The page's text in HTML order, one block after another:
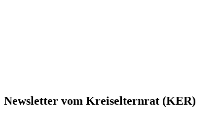
Newsletter vom Kreiselternrat (KER)